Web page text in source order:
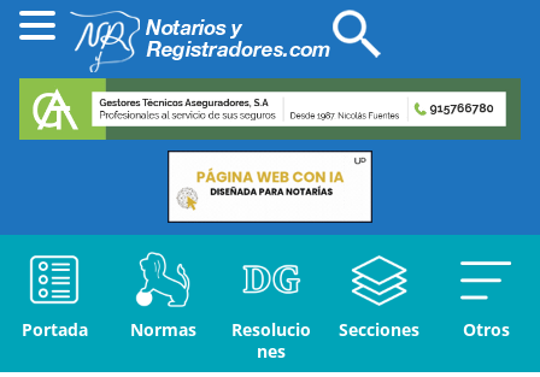
Portada Normas
Resolucio
nes
Secciones Otros